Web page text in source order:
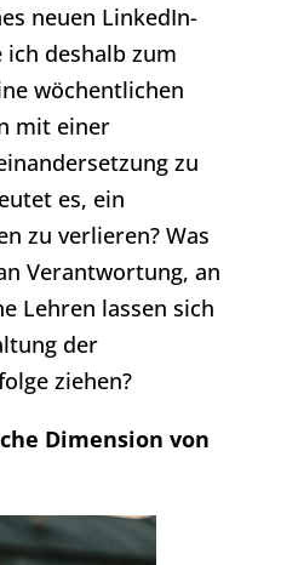
neuen LinkedIn-
deshalb zum
wöchentlichen
mit einer
zu
es, ein
zu verlieren? Was
Verantwortung, an
Lehren lassen sich
der
ziehen?
Dimension von